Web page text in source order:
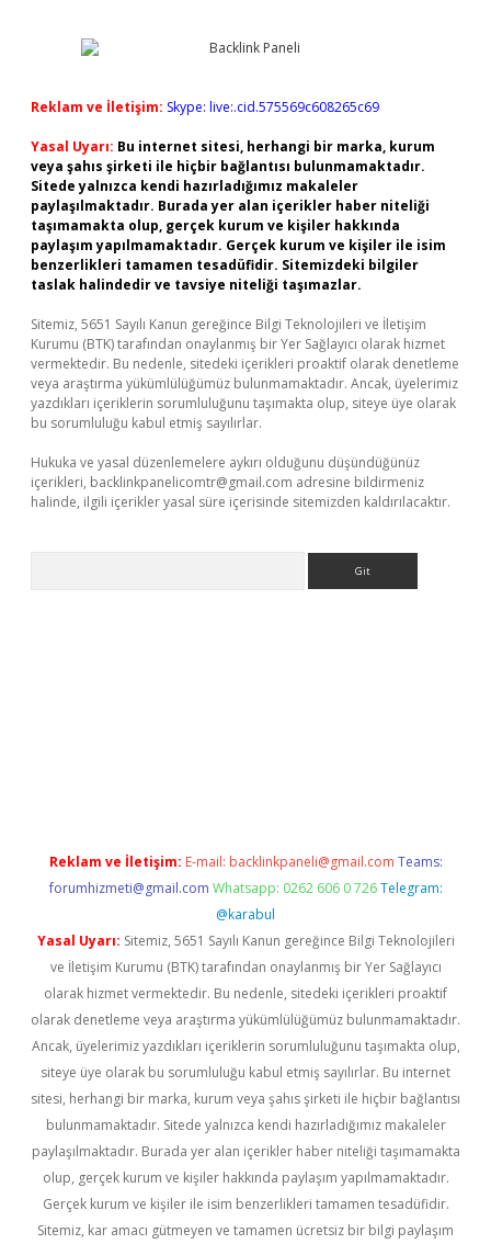
Reklam ve İletişim: Skype: live:.cid.575569c608265c69
Yasal Uyarı: Bu internet sitesi, herhangi bir marka, kurum
veya şahıs şirketi ile hiçbir bağlantısı bulunmamaktadır.
Sitede yalnızca kendi hazırladığımız makaleler
paylaşılmaktadır. Burada yer alan içerikler haber niteliği
taşımamakta olup, gerçek kurum ve kişiler hakkında
paylaşım yapılmamaktadır. Gerçek kurum ve kişiler ile isim
benzerlikleri tamamen tesadüfidir. Sitemizdeki bilgiler
taslak halindedir ve tavsiye niteliği taşımazlar.
Sitemiz, 5651 Sayılı Kanun gereğince Bilgi Teknolojileri ve İletişim
Kurumu (BTK) tarafından onaylanmış bir Yer Sağlayıcı olarak hizmet
vermektedir. Bu nedenle, sitedeki içerikleri proaktif olarak denetleme
veya araştırma yükümlülüğümüz bulunmamaktadır. Ancak, üyelerimiz
yazdıkları içeriklerin sorumluluğunu taşımakta olup, siteye üye olarak
bu sorumluluğu kabul etmiş sayılırlar.
Hukuka ve yasal düzenlemelere aykırı olduğunu düşündüğünüz
içerikleri, backlinkpanelicomtr@gmail.com adresine bildirmeniz
halinde, ilgili içerikler yasal süre içerisinde sitemizden kaldırılacaktır.
Reklam ve İletişim: E-mail: backlinkpaneli@gmail.com Teams:
forumhizmeti@gmail.com Whatsapp: 0262 606 0 726 Telegram:
@karabul
Yasal Uyarı: Sitemiz, 5651 Sayılı Kanun gereğince Bilgi Teknolojileri
ve İletişim Kurumu (BTK) tarafından onaylanmış bir Yer Sağlayıcı
olarak hizmet vermektedir. Bu nedenle, sitedeki içerikleri proaktif
olarak denetleme veya araştırma yükümlülüğümüz bulunmamaktadır.
Ancak, üyelerimiz yazdıkları içeriklerin sorumluluğunu taşımakta olup,
siteye üye olarak bu sorumluluğu kabul etmiş sayılırlar. Bu internet
sitesi, herhangi bir marka, kurum veya şahıs şirketi ile hiçbir bağlantısı
bulunmamaktadır. Sitede yalnızca kendi hazırladığımız makaleler
paylaşılmaktadır. Burada yer alan içerikler haber niteliği taşımamakta
olup, gerçek kurum ve kişiler hakkında paylaşım yapılmamaktadır.
Gerçek kurum ve kişiler ile isim benzerlikleri tamamen tesadüfidir.
Sitemiz, kar amacı gütmeyen ve tamamen ücretsiz bir bilgi paylaşım